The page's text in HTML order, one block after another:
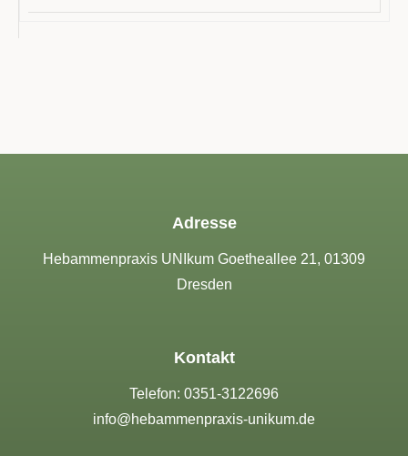
Adresse
Hebammenpraxis UNIkum Goetheallee 21, 01309
Dresden
Kontakt
Telefon: 0351-3122696
info@hebammenpraxis-unikum.de